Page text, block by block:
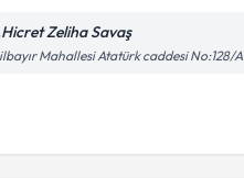
Zeliha Savaş
Mahallesi Atatürk caddesi No:128/A